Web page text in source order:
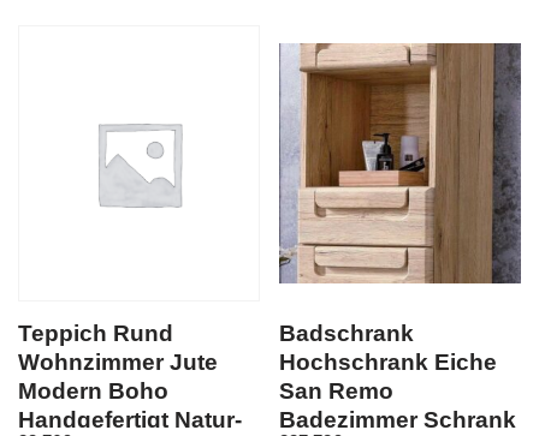
Teppich Rund
Wohnzimmer Jute
Modern Boho
Handgefertigt Natur-
Badschrank
Hochschrank Eiche
San Remo
Badezimmer Schrank